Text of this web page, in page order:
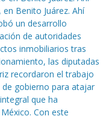
Benito Juárez. Ahí
un desarrollo
de autoridades
inmobiliarios tras
las diputadas
recordaron el trabajo
gobierno para atajar
que ha
Con este